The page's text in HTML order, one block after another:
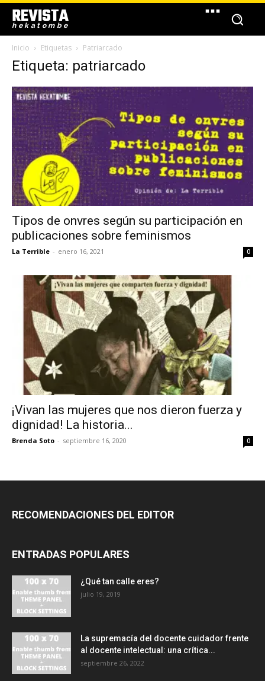
REVISTA
hekatombe
Inicio Etiquetas Patriarcado
Etiqueta: patriarcado
Tipos de onvres según su participación en
publicaciones sobre feminismos
La Terrible - enero 16, 2021 0
¡Vivan las mujeres que nos dieron fuerza y
dignidad! La historia...
Brenda Soto - septiembre 16, 2020 0
RECOMENDACIONES DEL EDITOR
ENTRADAS POPULARES
¿Qué tan calle eres?
julio 19, 2019
La supremacía del docente cuidador frente
al docente intelectual: una crítica...
septiembre 26, 2022